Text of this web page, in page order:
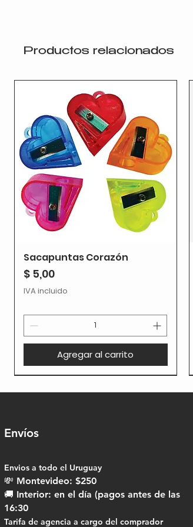
Productos relacionados
Sacapuntas Corazón
Precio
$ 5,00
IVA incluido
Agregar al carrito
Envíos
Envios a todo el Uruguay​
💸 Montevideo: $250
🚚 Interior: en el día (pagos antes de las
16:30
Tarifa de agencia a cargo del comprador